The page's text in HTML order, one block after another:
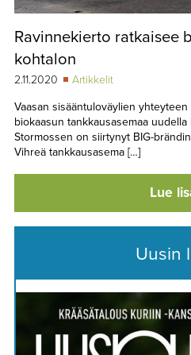
Ravinnekierto ratkaisee
kohtalon
2.11.2020
Artikkelit
Vaasan sisääntuloväylien
biokaasun tankkausasemaa
Stormossen on siirtynyt BIG-
Vihreä tankkausasema […]
Lue
Uusin